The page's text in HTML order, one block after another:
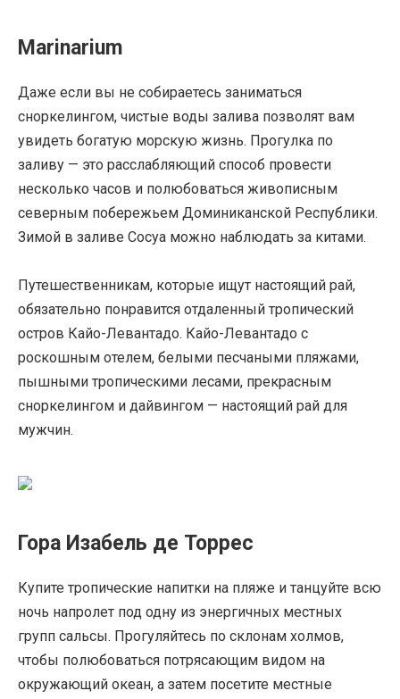
Marinarium
Даже если вы не собираетесь заниматься
сноркелингом, чистые воды залива позволят вам
увидеть богатую морскую жизнь. Прогулка по
заливу — это расслабляющий способ провести
несколько часов и полюбоваться живописным
северным побережьем Доминиканской Республики.
Зимой в заливе Сосуа можно наблюдать за китами.
Путешественникам, которые ищут настоящий рай,
обязательно понравится отдаленный тропический
остров Кайо-Левантадо. Кайо-Левантадо с
роскошным отелем, белыми песчаными пляжами,
пышными тропическими лесами, прекрасным
сноркелингом и дайвингом — настоящий рай для
мужчин.
Гора Изабель де Торрес
Купите тропические напитки на пляже и танцуйте всю
ночь напролет под одну из энергичных местных
групп сальсы. Прогуляйтесь по склонам холмов,
чтобы полюбоваться потрясающим видом на
окружающий океан, а затем посетите местные